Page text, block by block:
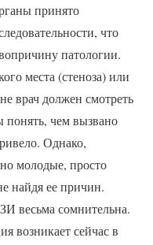
принято
что
патологии.
места (стеноза) или
врач должен смотреть
понять, чем вызвано
Однако,
молодые, просто
найдя ее причин.
весьма сомнительна.
возникает сейчас в